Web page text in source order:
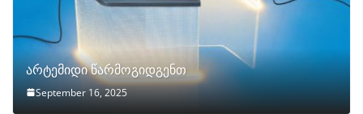
არტემიდი წარმოგიდგენთ
September 16, 2025